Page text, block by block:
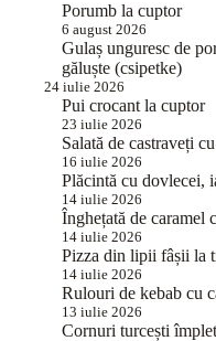
Porumb la cuptor
6 august 2026
Gulaș unguresc de
găluște (csipetke)
24 iulie 2026
Pui crocant la cuptor
23 iulie 2026
Salată de castraveți
16 iulie 2026
Plăcintă cu dovlecei,
14 iulie 2026
Înghețată de caramel
14 iulie 2026
Pizza din lipii fâșii la
14 iulie 2026
Rulouri de kebab cu
13 iulie 2026
Cornuri turcești